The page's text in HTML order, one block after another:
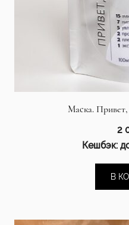
Маска.
2
Кешбэк:
В